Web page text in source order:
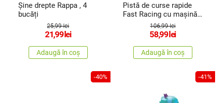
Șine drepte Rappa , 4
bucăți
25,99 lei
21,99 lei
Adaugă în coș
Pistă de curse rapide
Fast Racing cu mașină,
7 piese, 46,5 x 6,2 x 29,6
106,99 lei
58,99 lei
Adaugă în coș
-40% -41%